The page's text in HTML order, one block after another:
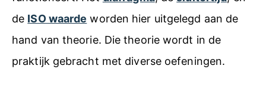
de ISO waarde worden hier uitgelegd aan de
hand van theorie. Die theorie wordt in de
praktijk gebracht met diverse oefeningen.